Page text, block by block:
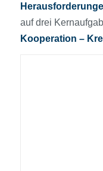
auf drei
Kooperation –